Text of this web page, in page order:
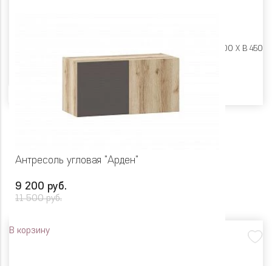
Ш 900 X Г 600 X В 450
Антресоль угловая "Арден"
9 200 руб.
11 500 руб.
В корзину